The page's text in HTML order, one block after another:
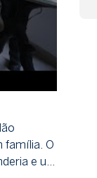
família. O
e u…